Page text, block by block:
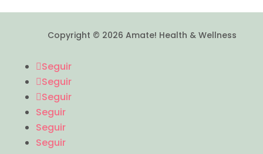
Copyright © 2026 Amate! Health & Wellness
Seguir
Seguir
Seguir
Seguir
Seguir
Seguir